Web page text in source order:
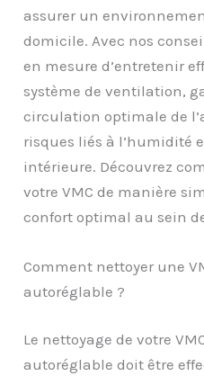
assurer un
domicile. Avec nos
en mesure d’entretenir
système de ventilation,
circulation optimale de
risques liés à l’humidité
intérieure. Découvrez
votre VMC de manière
confort optimal au sein
Comment nettoyer une
autoréglable ?
Le nettoyage de votre
autoréglable doit être